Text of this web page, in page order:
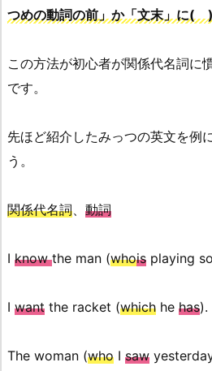
つめの動詞の前」か「文末」に(
この方法が初心者が関係代名詞に
です。
先ほど紹介したみっつの英文を
う。
関係代名詞、 動詞
I knowthe man (whois playing
I want the racket (which he has).
The woman (who I saw